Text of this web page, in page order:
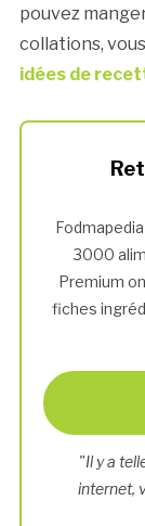
pouvez
collations,
idées de
3000
Premium
fiches
"Il y a
internet,